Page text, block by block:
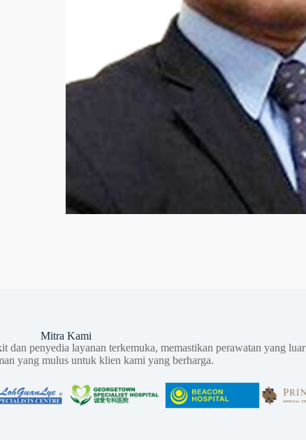
Mitra Kami
dan penyedia layanan terkemuka, memastikan perawatan yang luar
yang mulus untuk klien kami yang berharga.